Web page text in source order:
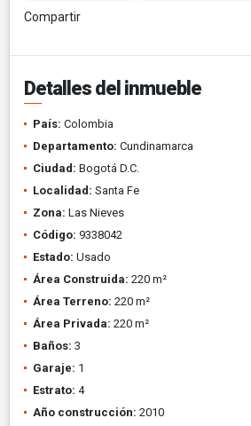
Compartir
Detalles del inmueble
País: Colombia
Departamento: Cundinamarca
Ciudad: Bogotá D.C.
Localidad: Santa Fe
Zona: Las Nieves
Código: 9338042
Estado: Usado
Área Construida: 220 m²
Área Terreno: 220 m²
Área Privada: 220 m²
Baños: 3
Garaje: 1
Estrato: 4
Año construcción: 2010